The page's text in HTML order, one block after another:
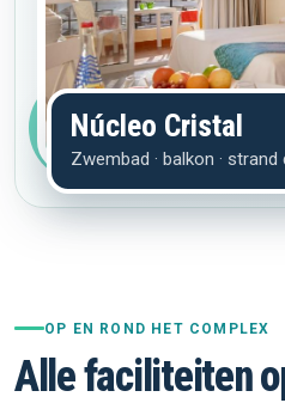
Núcleo Cristal
Zwembad · balkon · strand
OP EN ROND HET COMPLEX
Alle faciliteiten